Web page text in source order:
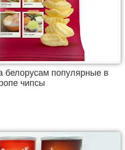
белорусам популярные в
чипсы